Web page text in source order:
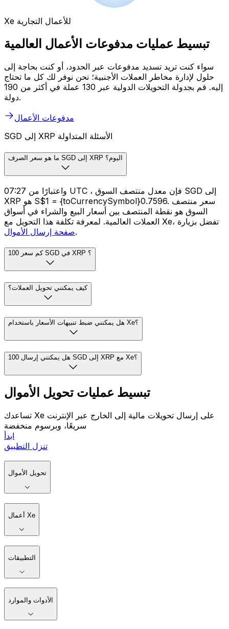
Xe للأعمال التجارية
تبسيط عمليات مدفوعات الأعمال العالمية
سواء كنت تريد تسديد مدفوعات عبر الحدود، أو كنت بحاجة إلى
حلول لإدارة مخاطر العملات الأجنبية؛ نحن نوفر لك كل ما تحتاج
إليه. قم بجدولة التحويلات الدولية عبر 130 عملة في أكثر من 190
دولة.
مدفوعات الأعمال
SGD إلى XRP الأسئلة المتداولة
ما هو سعر الصرف SGD إلى XRP اليوم؟
واعتبارًا من 07:27 UTC ، فإن معدل منتصف السوق SGD إلى
XRP هو S$1 = {toCurrencySymbol}0.7596. سعر منتصف
السوق هو نقطة المنتصف بين أسعار البيع والشراء في أسواق
العملات العالمية. لمعرفة تكلفة هذا التحويل مع Xe، تفضل بزيارة
صفحة إرسال الأموال.
كم سعر 100 SGD في XRP ؟
كيف يمكنني تحويل العملات؟
هل يمكنني ضبط تنبيهات الأسعار باستخدام Xe؟
هل يمكنني إرسال 100 SGD إلى XRP مع Xe؟
تبسيط عمليات تحويل الأموال
تساعدك Xe على إرسال تحويلات مالية إلى الخارج عبر الإنترنت
سريعًا، وبرسوم منخفضة
ابدأ
تنزل التطبيق
تحويل الأموال
أعمال Xe
التطبيقات
الأدوات والموارد